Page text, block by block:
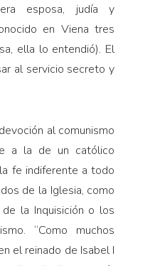
esposa, judía y
en Viena tres
ella lo entendió). El
al servicio secreto y
al comunismo
a la de un católico
fe indiferente a todo
de la Iglesia, como
la Inquisición o los
“Como muchos
el reinado de Isabel I